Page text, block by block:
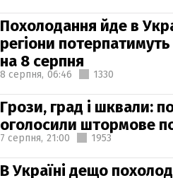
Похолодання йде в
регіони
на 8 серпня
8 серпня, 06:46 1330
Грози, град і шквали:
оголосили штормове
7 серпня, 21:00 1953
В Україні дещо